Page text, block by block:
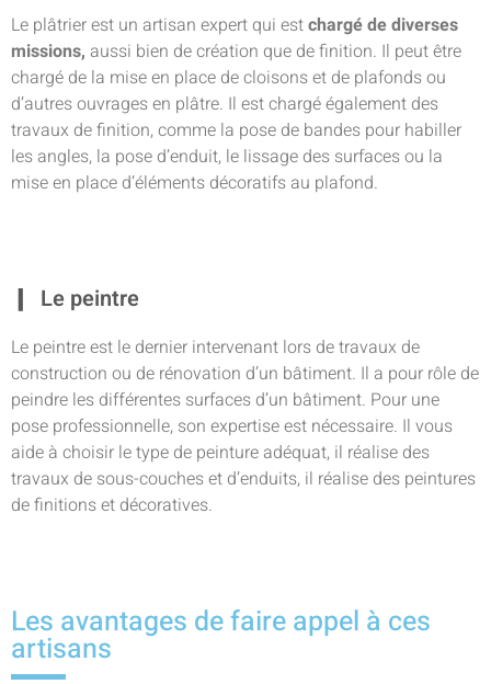
Le plâtrier est un artisan expert qui estchargé de diverses
missions, aussi bien de création que de finition. Il peut être
chargé de la mise en place de cloisons et de plafonds ou
d’autres ouvrages en plâtre. Il est chargé également des
travaux de finition, comme la pose de bandes pour habiller
les angles, la pose d’enduit, le lissage des surfaces ou la
mise en place d’éléments décoratifs au plafond.
Le peintre
Le peintre est le dernier intervenant lors de travaux de
construction ou de rénovation d’un bâtiment. Il a pour rôle de
peindre les différentes surfaces d’un bâtiment. Pour une
pose professionnelle, son expertise est nécessaire. Il vous
aide à choisir le type de peinture adéquat, il réalise des
travaux de sous-couches et d’enduits, il réalise des peintures
de finitions et décoratives.
Les avantages de faire appel à ces
artisans